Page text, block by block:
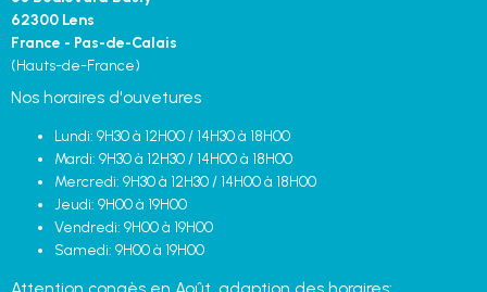
62300 Lens
France - Pas-de-Calais
(Hauts-de-France)
Nos horaires d'ouvetures
Lundi: 9H30 à 12H00 / 14H30 à 18H00
Mardi: 9H30 à 12H30 / 14H00 à 18H00
Mercredi: 9H30 à 12H30 / 14H00 à 18H00
Jeudi: 9H00 à 19H00
Vendredi: 9H00 à 19H00
Samedi: 9H00 à 19H00